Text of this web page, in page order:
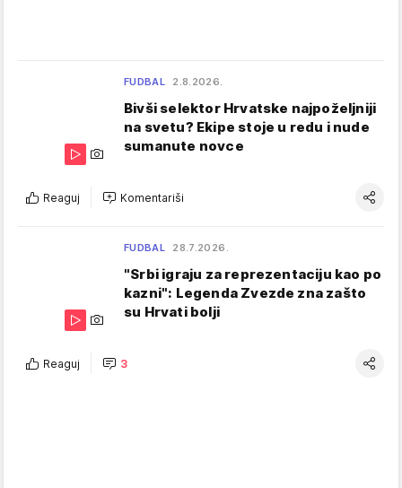
FUDBAL 2.8.2026.
Bivši selektor Hrvatske najpoželjniji
na svetu? Ekipe stoje u redu i nude
sumanute novce
Reaguj Komentariši
FUDBAL 28.7.2026.
"Srbi igraju za reprezentaciju kao po
kazni": Legenda Zvezde zna zašto
su Hrvati bolji
Reaguj 3